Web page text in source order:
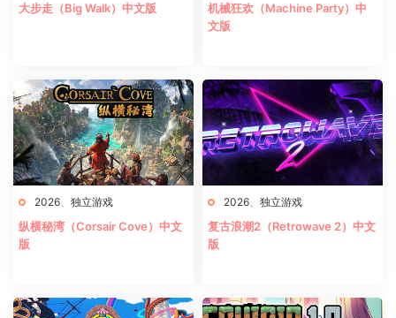
大步走（Big Walk）中文版
机械狂欢（Machine Party）中
文版
2026 独立游戏
纵横秘湾（Corsair Cove）中文
版
2026 独立游戏
复古浪潮2（Retrowave 2）中文
版